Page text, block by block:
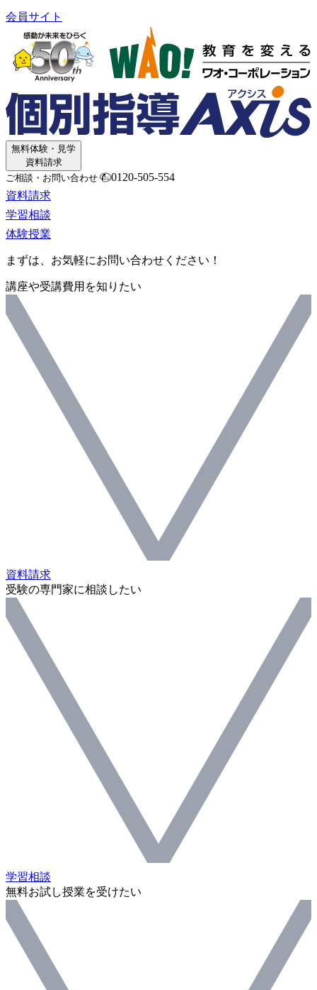
会員サイト
無料体験・見学
資料請求
ご相談・お問い合わせ
0120-505-554
資料請求
学習相談
体験授業
まずは、お気軽にお問い合わせください！
講座や受講費用を知りたい
資料請求
受験の専門家に相談したい
学習相談
無料お試し授業を受けたい